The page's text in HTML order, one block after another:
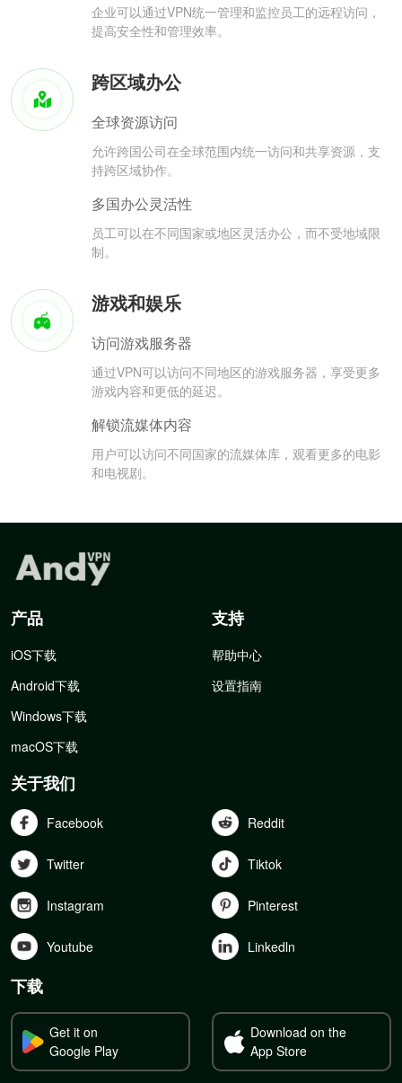
企业可以通过VPN统一管理和监控员工的远程访问，
提高安全性和管理效率。
跨区域办公
全球资源访问
允许跨国公司在全球范围内统一访问和共享资源，支
持跨区域协作。
多国办公灵活性
员工可以在不同国家或地区灵活办公，而不受地域限
制。
游戏和娱乐
访问游戏服务器
通过VPN可以访问不同地区的游戏服务器，享受更多
游戏内容和更低的延迟。
解锁流媒体内容
用户可以访问不同国家的流媒体库，观看更多的电影
和电视剧。
产品
iOS下载
Android下载
Windows下载
macOS下载
支持
帮助中心
设置指南
关于我们
Facebook Reddit
Twitter Tiktok
Instagram Pinterest
Youtube Linkedln
下载
Get it on
Google Play
Download on the
App Store